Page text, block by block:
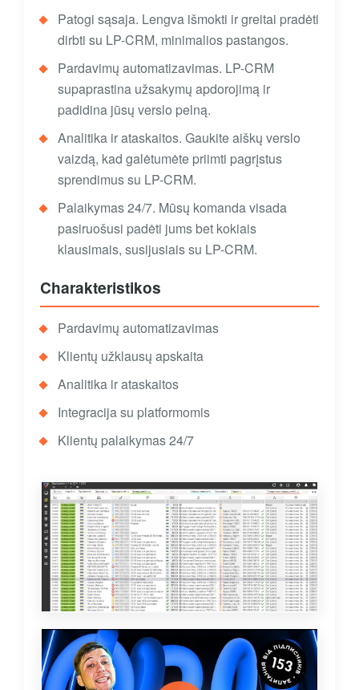
Patogi sąsaja. Lengva išmokti ir greitai pradėti
dirbti su LP-CRM, minimalios pastangos.
Pardavimų automatizavimas. LP-CRM
supaprastina užsakymų apdorojimą ir
padidina jūsų verslo pelną.
Analitika ir ataskaitos. Gaukite aiškų verslo
vaizdą, kad galėtumėte priimti pagrįstus
sprendimus su LP-CRM.
Palaikymas 24/7. Mūsų komanda visada
pasiruošusi padėti jums bet kokiais
klausimais, susijusiais su LP-CRM.
Charakteristikos
Pardavimų automatizavimas
Klientų užklausų apskaita
Analitika ir ataskaitos
Integracija su platformomis
Klientų palaikymas 24/7